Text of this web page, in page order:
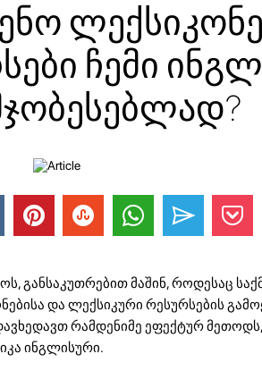
ჩემი
განსაკუთრებით მაშინ, როდესაც
და ლექსიკური რესურსების
რამდენიმე ეფექტურ
ინგლისური.